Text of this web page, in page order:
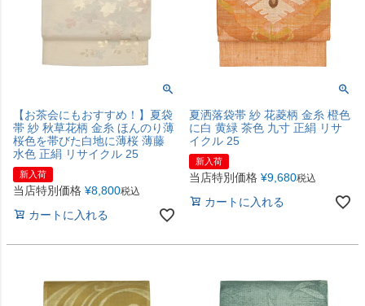
【お茶会にもおすすめ！】夏袋
帯 紗 秋草花柄 金糸 ほんのり薄
桜色を帯びた白地に薄桜 薄藤
水色 正絹 リサイクル 25
新入荷
当店特別価格 ¥8,800税込
カートに入れる
夏洒落袋帯 紗 花菱柄 金糸 橙色
に白 黄緑 茶色 九寸 正絹 リサ
イクル 25
新入荷
当店特別価格 ¥9,680税込
カートに入れる